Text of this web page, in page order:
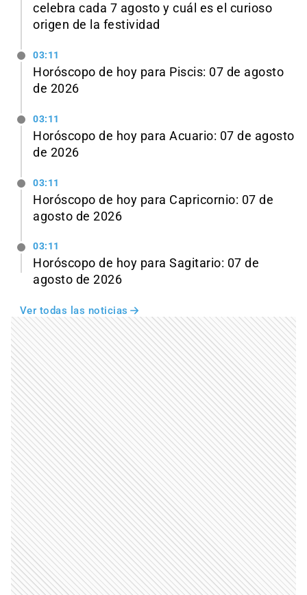
celebra cada 7 agosto y cuál es el curioso
origen de la festividad
03:11
Horóscopo de hoy para Piscis: 07 de agosto
de 2026
03:11
Horóscopo de hoy para Acuario: 07 de agosto
de 2026
03:11
Horóscopo de hoy para Capricornio: 07 de
agosto de 2026
03:11
Horóscopo de hoy para Sagitario: 07 de
agosto de 2026
Ver todas las noticias